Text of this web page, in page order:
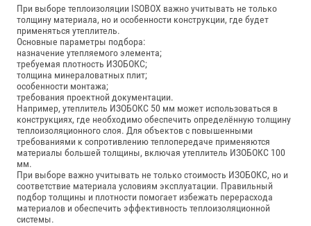
При выборе теплоизоляции ISOBOX важно учитывать не только
толщину материала, но и особенности конструкции, где будет
применяться утеплитель.
Основные параметры подбора:
назначение утепляемого элемента;
требуемая плотность ИЗОБОКС;
толщина минераловатных плит;
особенности монтажа;
требования проектной документации.
Например, утеплитель ИЗОБОКС 50 мм может использоваться в
конструкциях, где необходимо обеспечить определённую толщину
теплоизоляционного слоя. Для объектов с повышенными
требованиями к сопротивлению теплопередаче применяются
материалы большей толщины, включая утеплитель ИЗОБОКС 100
мм.
При выборе важно учитывать не только стоимость ИЗОБОКС, но и
соответствие материала условиям эксплуатации. Правильный
подбор толщины и плотности помогает избежать перерасхода
материалов и обеспечить эффективность теплоизоляционной
системы.